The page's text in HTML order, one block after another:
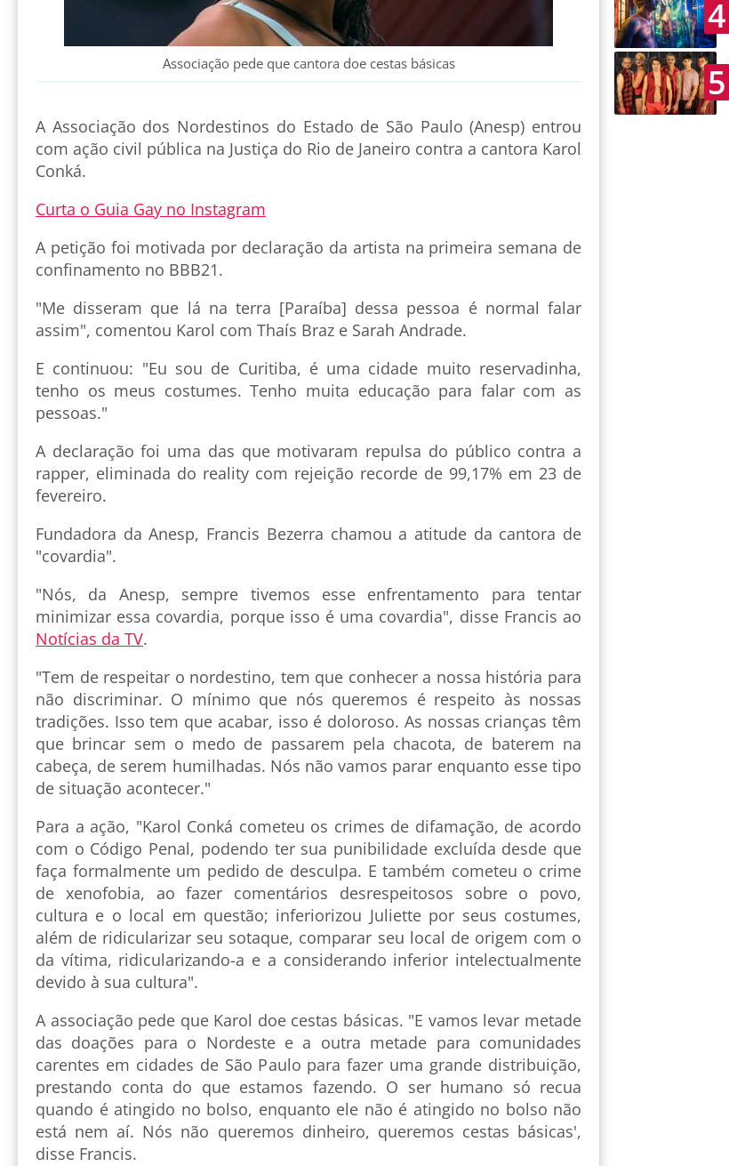
Associação pede que cantora doe cestas básicas
A Associação dos Nordestinos do Estado de São Paulo (Anesp) entrou
com ação civil pública na Justiça do Rio de Janeiro contra a cantora Karol
Conká.
Curta o Guia Gay no Instagram
A petição foi motivada por declaração da artista na primeira semana de
confinamento no BBB21.
"Me disseram que lá na terra [Paraíba] dessa pessoa é normal falar
assim", comentou Karol com Thaís Braz e Sarah Andrade.
E continuou: "Eu sou de Curitiba, é uma cidade muito reservadinha,
tenho os meus costumes. Tenho muita educação para falar com as
pessoas."
A declaração foi uma das que motivaram repulsa do público contra a
rapper, eliminada do reality com rejeição recorde de 99,17% em 23 de
fevereiro.
Fundadora da Anesp, Francis Bezerra chamou a atitude da cantora de
"covardia".
"Nós, da Anesp, sempre tivemos esse enfrentamento para tentar
minimizar essa covardia, porque isso é uma covardia", disse Francis ao
Notícias da TV.
"Tem de respeitar o nordestino, tem que conhecer a nossa história para
não discriminar. O mínimo que nós queremos é respeito às nossas
tradições. Isso tem que acabar, isso é doloroso. As nossas crianças têm
que brincar sem o medo de passarem pela chacota, de baterem na
cabeça, de serem humilhadas. Nós não vamos parar enquanto esse tipo
de situação acontecer."
Para a ação, "Karol Conká cometeu os crimes de difamação, de acordo
com o Código Penal, podendo ter sua punibilidade excluída desde que
faça formalmente um pedido de desculpa. E também cometeu o crime
de xenofobia, ao fazer comentários desrespeitosos sobre o povo,
cultura e o local em questão; inferiorizou Juliette por seus costumes,
além de ridicularizar seu sotaque, comparar seu local de origem com o
da vítima, ridicularizando-a e a considerando inferior intelectualmente
devido à sua cultura".
A associação pede que Karol doe cestas básicas. "E vamos levar metade
das doações para o Nordeste e a outra metade para comunidades
carentes em cidades de São Paulo para fazer uma grande distribuição,
prestando conta do que estamos fazendo. O ser humano só recua
quando é atingido no bolso, enquanto ele não é atingido no bolso não
está nem aí. Nós não queremos dinheiro, queremos cestas básicas',
disse Francis.
4
5